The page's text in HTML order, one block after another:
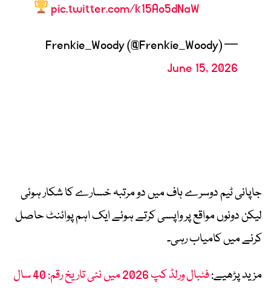
pic.twitter.com/k15Ao5dNaW
— Frenkie_Woody (@Frenkie_Woody)
June 15, 2026
جاپانی ٹیم دوسرے ہاف میں دو مرتبہ خسارے کا شکار ہوئی
لیکن دونوں مواقع پر واپسی کرتے ہوئے ایک اہم پوائنٹ حاصل
کرنے میں کامیاب رہی۔
مزید پڑھیے:
فٹبال ورلڈ کپ 2026 میں نئی تاریخ رقم: 40 سال